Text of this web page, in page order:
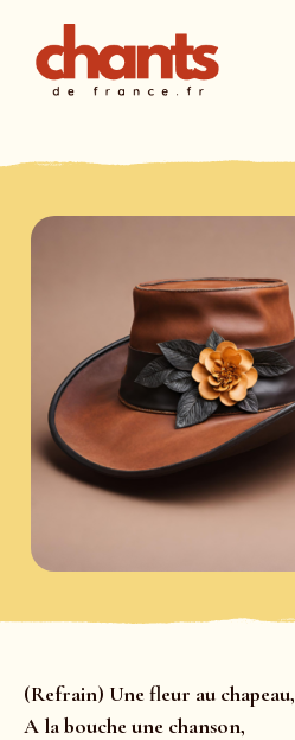
(Refrain) Une fleur au chapeau,
A la bouche une chanson,